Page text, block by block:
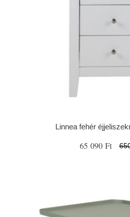
Linnea fehér
65 090 Ft